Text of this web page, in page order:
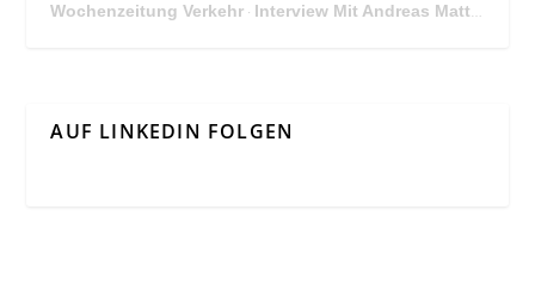
Wochenzeitung Verkehr · Interview Mit Andreas Matthä, CEO der ÖBB Holding
AUF LINKEDIN FOLGEN